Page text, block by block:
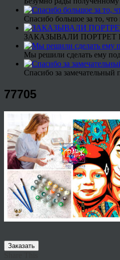
Спасибо большое за то,
ЗАКАЗЫВАЛИ
Мы решили сделать ему
Спасибо за
77705
Заказать